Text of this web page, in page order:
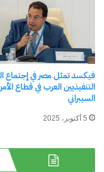
المراهقين
المنطقة، كما
استخدام الأجهزة
ومتابعة نشاط
شارك هذا الموضوع:
فيس بوك
فيكسد تمثل مصر في إجتماع
التنفيذيين العرب في قطاع
السيبراني
5 أكتوبر، 2025